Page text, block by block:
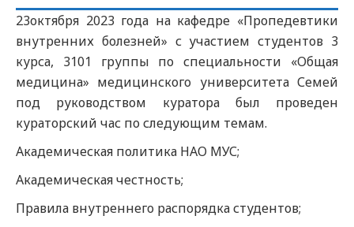
23октября 2023 года на кафедре «Пропедевтики
внутренних болезней» с участием студентов 3
курса, 3101 группы по специальности «Общая
медицина» медицинского университета Семей
под руководством куратора был проведен
кураторский час по следующим темам.
Академическая политика НАО МУС;
Академическая честность;
Правила внутреннего распорядка студентов;